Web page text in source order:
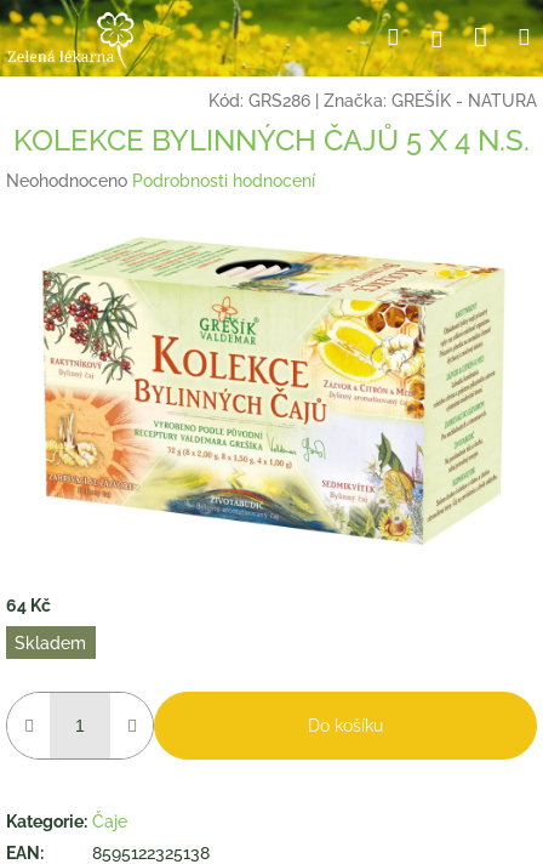
Přejít
na
obsah
HledatPřihlášení
Kód: GRS286 Značka: GREŠÍK - NATURA
KOLEKCE BYLINNÝCH ČAJŮ 5 X 4 N.S.
Průměrné
hvězdiček.
Neohodnoceno Podrobnosti hodnocení
64 Kč
Měrná
cena:
Skladem
Do košíku
Kategorie: Čaje
EAN : 8595122325138